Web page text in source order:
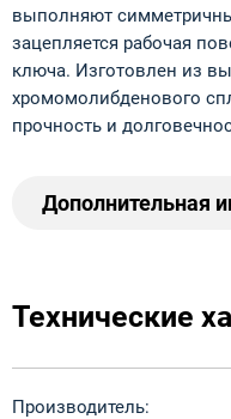
выполняют
зацепляется рабочая
ключа. Изготовлен из
хромомолибденового
прочность и
Дополнительная
Технические
Производитель: